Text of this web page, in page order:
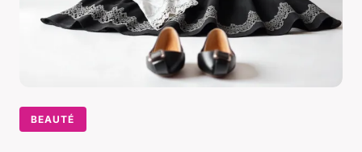
BEAUTÉ